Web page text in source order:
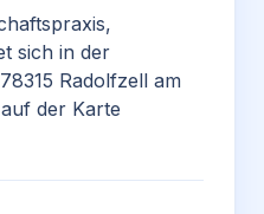
sich in der
Radolfzell am
der Karte